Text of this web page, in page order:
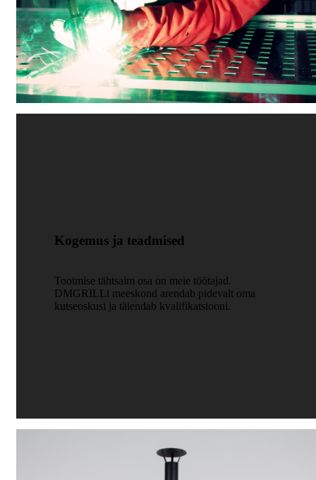
Kogemus ja teadmised
Tootmise tähtsaim osa on meie töötajad.
DMGRILLi meeskond arendab pidevalt oma
kutseoskusi ja täiendab kvalifikatsiooni.